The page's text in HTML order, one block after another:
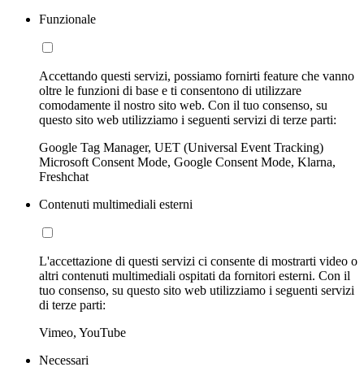
Funzionale
Accettando questi servizi, possiamo fornirti feature che vanno
oltre le funzioni di base e ti consentono di utilizzare
comodamente il nostro sito web. Con il tuo consenso, su
questo sito web utilizziamo i seguenti servizi di terze parti:
Google Tag Manager, UET (Universal Event Tracking)
Microsoft Consent Mode, Google Consent Mode, Klarna,
Freshchat
Contenuti multimediali esterni
L'accettazione di questi servizi ci consente di mostrarti video o
altri contenuti multimediali ospitati da fornitori esterni. Con il
tuo consenso, su questo sito web utilizziamo i seguenti servizi
di terze parti:
Vimeo, YouTube
Necessari